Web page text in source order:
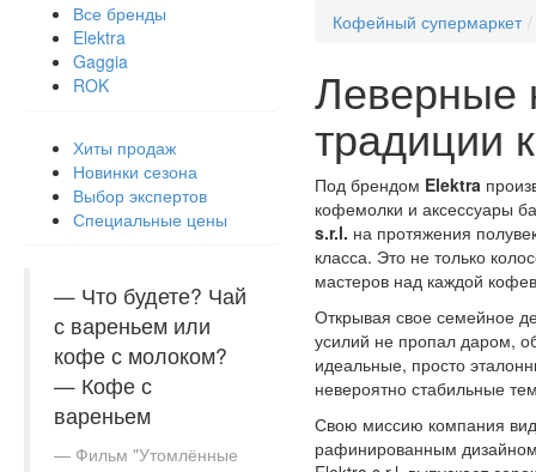
Все бренды
Elektra
Gaggia
ROK
Хиты продаж
Новинки сезона
Выбор экспертов
Специальные цены
— Что будете? Чай
с вареньем или
кофе с молоком?
— Кофе с
вареньем
Фильм "Утомлённые
Кофейный супермаркет
Леверные
традиции
Под брендом Elektra
кофемолки и аксессуары
s.r.l. на протяжения
класса. Это не только
мастеров над каждой
Открывая свое семейное
усилий не пропал даром,
идеальные, просто
невероятно стабильные
Свою миссию компания
рафинированным